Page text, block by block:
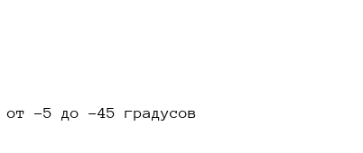
Короткий пуховик не
от -5 до -45 градусов